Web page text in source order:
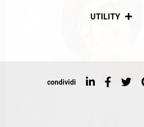
Social
UTILITY
Top ricerche
condividi